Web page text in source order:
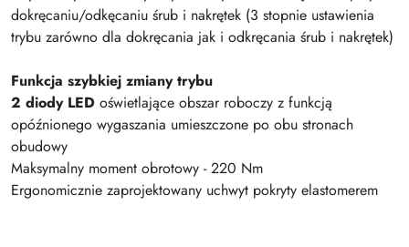
dokręcaniu/odkęcaniu śrub i nakrętek (3 stopnie ustawienia
trybu zarówno dla dokręcania jak i odkręcania śrub i nakrętek)
Funkcja szybkiej zmiany trybu
2 diody LED oświetlające obszar roboczy z funkcją
opóźnionego wygaszania umieszczone po obu stronach
obudowy
Maksymalny moment obrotowy - 220 Nm
Ergonomicznie zaprojektowany uchwyt pokryty elastomerem